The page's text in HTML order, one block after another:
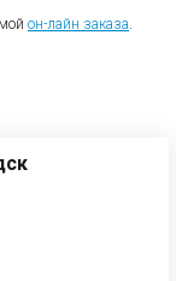
он-лайн заказа.